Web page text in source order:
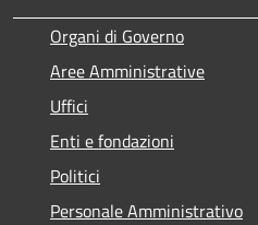
Organi di Governo
Aree Amministrative
Uffici
Enti e fondazioni
Politici
Personale Amministrativo